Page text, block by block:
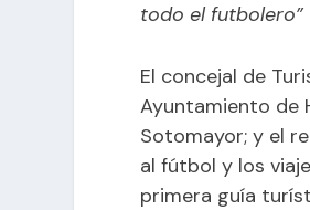
todo el futbolero”
El concejal de
Ayuntamiento de
Sotomayor; y el
al fútbol y los
primera guía